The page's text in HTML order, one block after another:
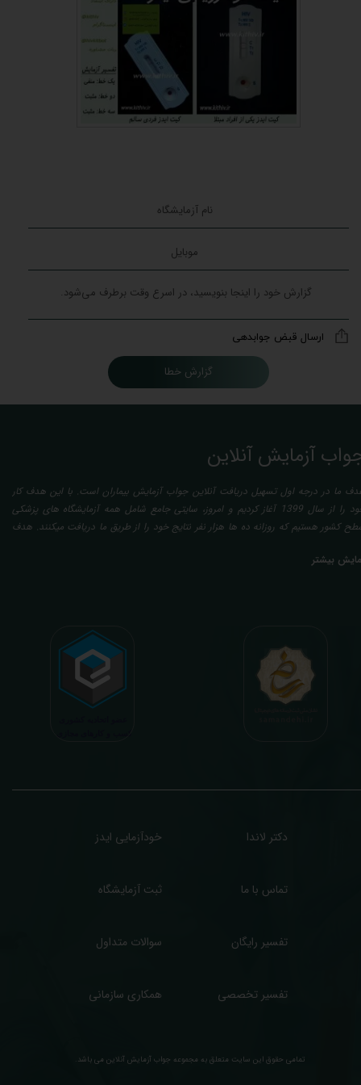
گزارش خطا
ارسال قبض جوابدهی
تمامی حقوق این سایت متعلق به مجموعه ​جواب آزمایش آنلاین می باشد.
آزمایش آنلاین
ما در درجه اول تسهیل دریافت آنلاین جواب آزمایش بیماران است. با این هدف کار
خود را از سال 1399 آغاز کردیم و امروز، سایتی جامع شامل همه آزمایشگاه های پزشکی
کشور هستیم که روزانه ده ها هزار نفر نتایج خود را از طریق ما دریافت میکنند. هدف
با تایید و مهر پزشک متخصص) میباشد. رسالت ما در تفسیر، استخراج حداکثر
بیمه ها، افزایش تمایل افراد به انجام آزمایش (با دریافت اطلاعاتی دقیقتر، کاربردی، قابل
و شخصی سازی شده) میگردد. تا درنهایت به جامعه ای سالم تر برای تبدیل شدن به
پیشرفته (دیر و زود داره سوخت و سوز نداره...) برسیم. قابل ذکر است که جواب
آنلاین به نتایج هیچ یک از کاربران بصورت مستقیم دسترسی ندارد و موارد تفسیر نیز
با درخواست و ارسال خود کاربر انجام میگیرد و ما تابع اصول اخلاق پزشکی و حرفه ای
بیشتر
دکتر لاندا
تفسیر تخصصی
تفسیر رایگان
خودآزمایی ایدز
ثبت آزمایشگاه تماس با ما
سوالات متداول
همکاری سازمانی